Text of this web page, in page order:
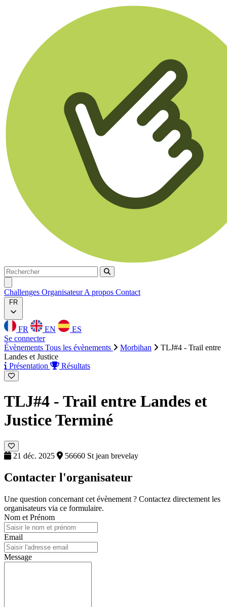
Rechercher
Rechercher
Challenges OrganisateurA propos Contact
FR
FR EN
ES
Se connecter
Évènements Tous les évènements Morbihan
TLJ#4 - Trail entre
Landes et Justice
Présentation
Résultats
TLJ#4 - Trail entre Landes et
JusticeTerminé
21 déc. 2025 56660 St jean brevelay
Contacter l'organisateur
Une question concernant cet évènement ? Contactez directement les
organisateurs via ce formulaire.
Nom et Prénom
Email
Message